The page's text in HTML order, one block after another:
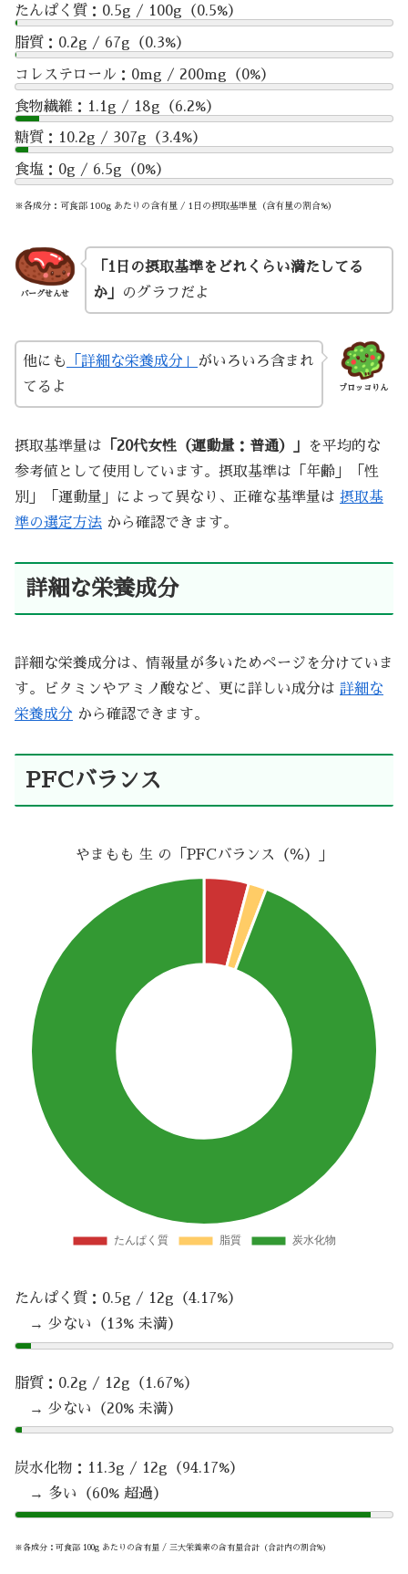
たんぱく質：0.5g / 100g（0.5%）
脂質：0.2g / 67g（0.3%）
コレステロール：0mg / 200mg（0%）
食物繊維：1.1g / 18g（6.2%）
糖質：10.2g / 307g（3.4%）
食塩：0g / 6.5g（0%）
※各成分：可食部 100g あたりの含有量 / 1日の摂取基準量（含有量の割合%）
バーグせんせ
「1日の摂取基準をどれくらい満たしてる
か」
のグラフだよ
ブロッコりん
他にも 「詳細な栄養成分」
がいろいろ含まれ
てるよ
摂取基準量は 「20代女性（運動量：普通）」
を平均的な
参考値として使用しています。摂取基準は「年齢」「性
別」「運動量」によって異なり、正確な基準量は 摂取基
準の選定方法 から確認できます。
詳細な栄養成分
詳細な栄養成分は、情報量が多いためページを分けていま
す。ビタミンやアミノ酸など、更に詳しい成分は 詳細な
栄養成分 から確認できます。
PFCバランス
やまもも 生 の「PFCバランス（％）」
たんぱく質：0.5g / 12g（4.17%）
→ 少ない（13% 未満）
脂質：0.2g / 12g（1.67%）
→ 少ない（20% 未満）
炭水化物：11.3g / 12g（94.17%）
→ 多い（60% 超過）
※各成分：可食部 100g あたりの含有量 / 三大栄養素の含有量合計（合計内の割合%）